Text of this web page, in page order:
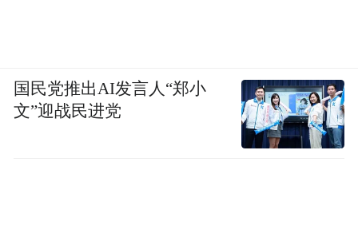
国民党推出AI发言人“郑小
文”迎战民进党